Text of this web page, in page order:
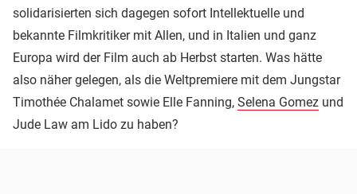
solidarisierten sich dagegen sofort Intellektuelle und
bekannte Filmkritiker mit Allen, und in Italien und ganz
Europa wird der Film auch ab Herbst starten. Was hätte
also näher gelegen, als die Weltpremiere mit dem Jungstar
Timothée Chalamet sowie Elle Fanning, Selena Gomez und
Jude Law am Lido zu haben?